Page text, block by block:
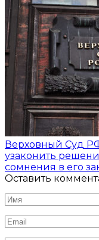
Верховный Суд
узаконить
сомнения в его
Оставить
Имя
*
Email
*